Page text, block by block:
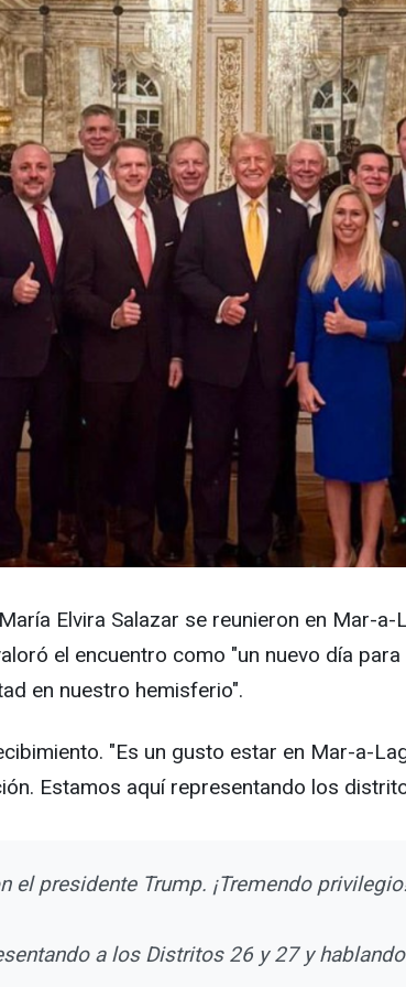
Elvira Salazar se reunieron en Mar-
el encuentro como "un nuevo día
en nuestro hemisferio".
"Es un gusto estar en Mar-a-
Estamos aquí representando los
el presidente Trump. ¡Tremendo
a los Distritos 26 y 27 y